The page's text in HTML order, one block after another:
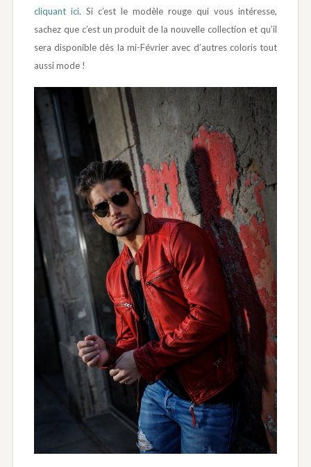
cliquant ici. Si c’est le modèle rouge qui vous intéresse,
sachez que c’est un produit de la nouvelle collection et qu’il
sera disponible dès la mi-Février avec d’autres coloris tout
aussi mode !